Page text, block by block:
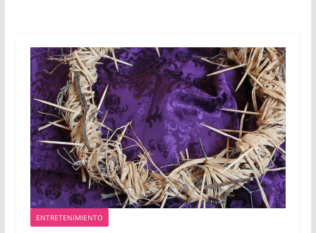
ENTRETENIMIENTO